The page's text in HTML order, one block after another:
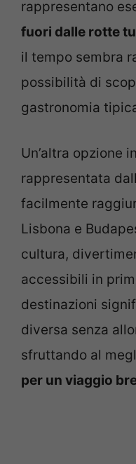
rappresentano
fuori dalle rotte
il tempo sembra
possibilità di
gastronomia
Un’altra opzione
rappresentata
facilmente
Lisbona e
cultura,
accessibili in
destinazioni
diversa senza
sfruttando al
per un viaggio